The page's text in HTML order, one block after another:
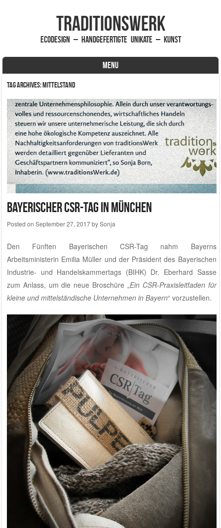
traditionsWerk
EcoDesign – handgefertigte Unikate – Kunst
MENU
Skip to content
Tag Archives:Mittelstand
Bayerischer CSR-Tag in München
Posted on September 27, 2017bySonja
Den Fünften Bayerischen CSR-Tag nahm Bayerns
Arbeitsministerin Emilia Müller und der Präsident des Bayerischen
Industrie- und Handelskammertags (BIHK) Dr. Eberhard Sasse
zum Anlass, um die neue Broschüre „Ein CSR-Praxisleitfaden für
kleine und mittelständische Unternehmen in Bayern“ vorzustellen.